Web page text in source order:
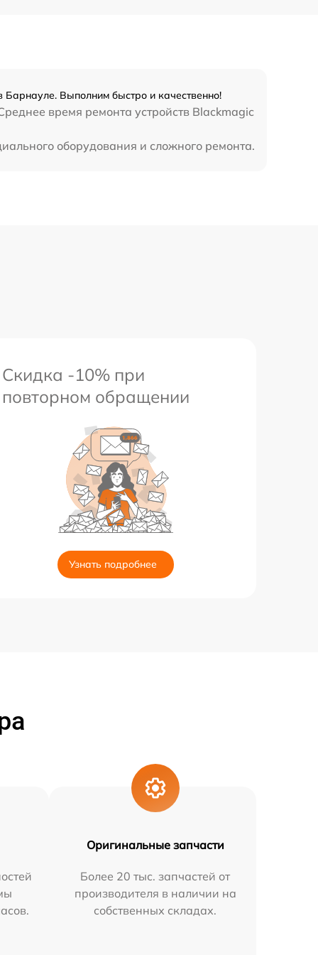
Выполним быстро и качественно!
время ремонта устройств Blackmagic
оборудования и сложного ремонта.
Скидка -10% при
повторном обращении
Узнать подробнее
Оригинальные запчасти
Более 20 тыс. запчастей от
производителя в наличии на
собственных складах.